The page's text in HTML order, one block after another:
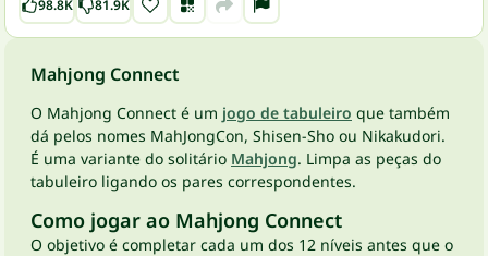
98.8K 81.9K
Mahjong Connect
O Mahjong Connect é um jogo de tabuleiro que também
dá pelos nomes MahJongCon, Shisen-Sho ou Nikakudori.
É uma variante do solitário Mahjong. Limpa as peças do
tabuleiro ligando os pares correspondentes.
Como jogar ao Mahjong Connect
O objetivo é completar cada um dos 12 níveis antes que o